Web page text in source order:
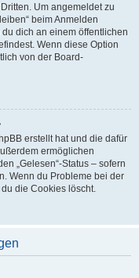
Um angemeldet zu
beim Anmelden
dich an einem öffentlichen
Wenn diese Option
von der Board-
erstellt hat und die dafür
ermöglichen
„Gelesen“-Status – sofern
Wenn du Probleme bei der
die Cookies löscht.